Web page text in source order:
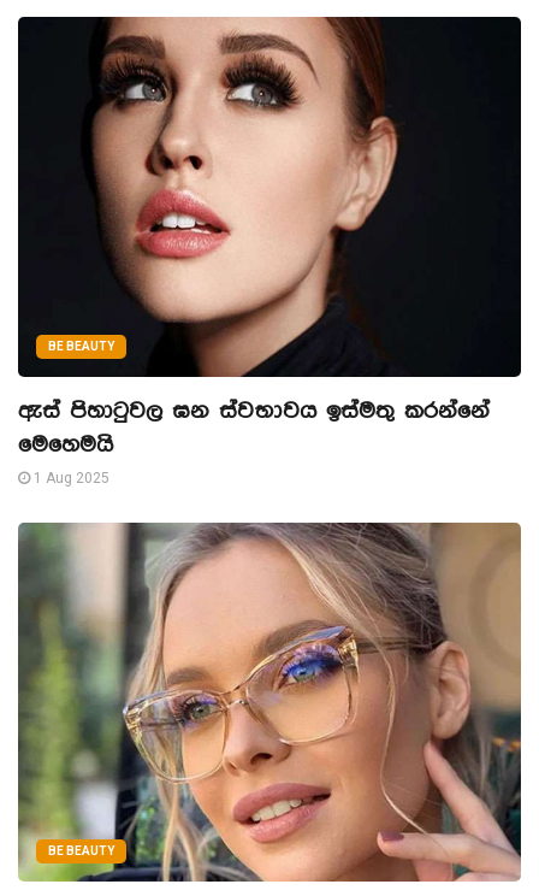
BE BEAUTY
ඇස් පිහාටුවල ඝන ස්වභාවය ඉස්මතු කරන්නේ
මෙහෙමයි
1 Aug 2025
BE BEAUTY